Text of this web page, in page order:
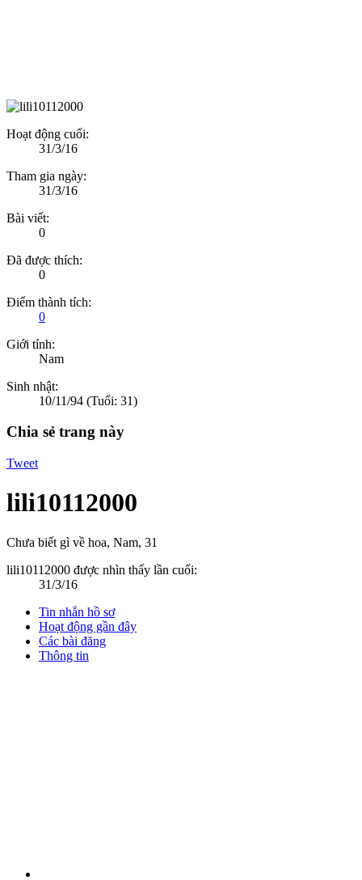
Hoạt động cuối:
31/3/16
Tham gia ngày:
31/3/16
Bài viết:
0
Đã được thích:
0
Điểm thành tích:
0
Giới tính:
Nam
Sinh nhật:
10/11/94 (Tuổi: 31)
Chia sẻ trang này
Tweet
lili10112000
Chưa biết gì về hoa, Nam, 31
lili10112000 được nhìn thấy lần cuối:
31/3/16
Tin nhắn hồ sơ
Hoạt động gần đây
Các bài đăng
Thông tin